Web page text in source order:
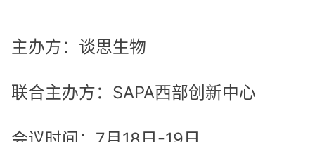
主办方：谈思生物
联合主办方：SAPA西部创新中心